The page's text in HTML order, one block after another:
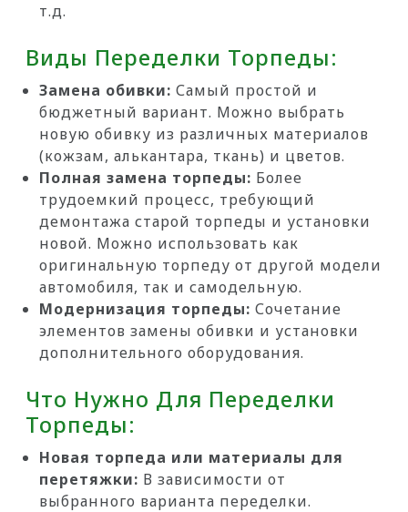
т.д.
Виды Переделки Торпеды:
Замена обивки: Самый простой и
бюджетный вариант. Можно выбрать
новую обивку из различных материалов
(кожзам, алькантара, ткань) и цветов.
Полная замена торпеды: Более
трудоемкий процесс, требующий
демонтажа старой торпеды и установки
новой. Можно использовать как
оригинальную торпеду от другой модели
автомобиля, так и самодельную.
Модернизация торпеды: Сочетание
элементов замены обивки и установки
дополнительного оборудования.
Что Нужно Для Переделки
Торпеды:
Новая торпеда или материалы для
перетяжки: В зависимости от
выбранного варианта переделки.